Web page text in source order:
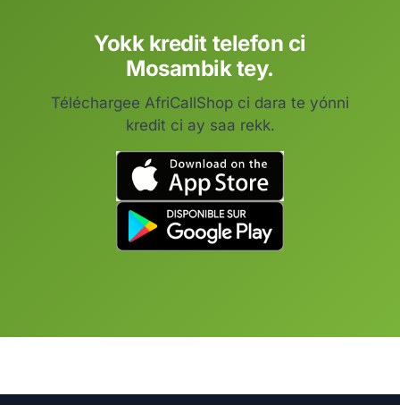
Yokk kredit telefon ci
Mosambik tey.
Téléchargee AfriCallShop ci dara te yónni
kredit ci ay saa rekk.